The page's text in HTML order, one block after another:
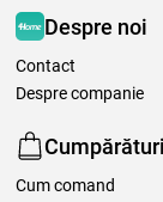
Despre noi
Contact
Despre companie
Cumpărături
Cum comand